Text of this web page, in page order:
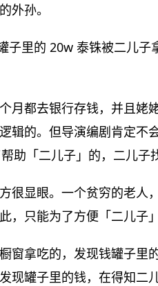
外孙。
子里的 20w 泰铢被二儿
月都去银行存钱，并且姥
辑的。但导演编剧肯定不
助「二儿子」的，二儿子
很显眼。一个贫穷的老人
，只能为了方便「二儿子」
窗拿吃的，发现钱罐子里
现罐子里的钱，在得知二